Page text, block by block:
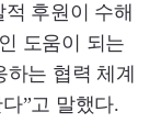
후원이 수해
도움이 되는
는 협력 체계
”고 말했다.